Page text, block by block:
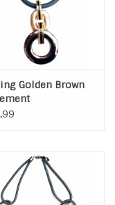
Golden Brown